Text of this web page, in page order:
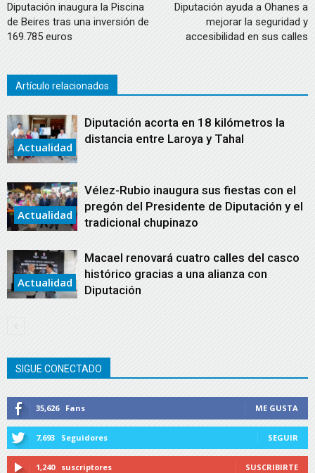
Diputación inaugura la Piscina
de Beires tras una inversión de
169.785 euros
Diputación ayuda a Ohanes a
mejorar la seguridad y
accesibilidad en sus calles
Artículo relacionados
Actualidad
Diputación acorta en 18 kilómetros la
distancia entre Laroya y Tahal
Actualidad
Vélez-Rubio inaugura sus fiestas con el
pregón del Presidente de Diputación y el
tradicional chupinazo
Actualidad
Macael renovará cuatro calles del casco
histórico gracias a una alianza con
Diputación
SIGUE CONECTADO
35,626 Fans ME GUSTA
7,693 Seguidores SEGUIR
1,240 suscriptores SUSCRIBIRTE